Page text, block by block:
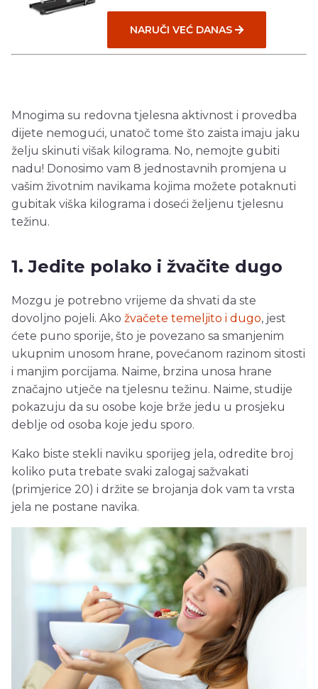
NARUČI VEĆ DANAS
Mnogima su redovna tjelesna aktivnost i provedba
dijete nemogući, unatoč tome što zaista imaju jaku
želju skinuti višak kilograma. No, nemojte gubiti
nadu! Donosimo vam 8 jednostavnih promjena u
vašim životnim navikama kojima možete potaknuti
gubitak viška kilograma i doseći željenu tjelesnu
težinu.
1. Jedite polako i žvačite dugo
Mozgu je potrebno vrijeme da shvati da ste
dovoljno pojeli. Ako žvačete temeljito i dugo, jest
ćete puno sporije, što je povezano sa smanjenim
ukupnim unosom hrane, povećanom razinom sitosti
i manjim porcijama. Naime, brzina unosa hrane
značajno utječe na tjelesnu težinu. Naime, studije
pokazuju da su osobe koje brže jedu u prosjeku
deblje od osoba koje jedu sporo.
Kako biste stekli naviku sporijeg jela, odredite broj
koliko puta trebate svaki zalogaj sažvakati
(primjerice 20) i držite se brojanja dok vam ta vrsta
jela ne postane navika.